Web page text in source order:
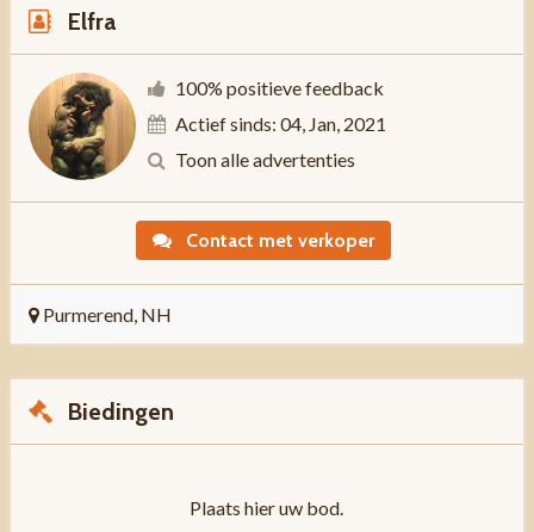
Elfra
100% positieve feedback
Actief sinds: 04, Jan, 2021
Toon alle advertenties
Contact met verkoper
Purmerend, NH
Biedingen
Plaats hier uw bod.